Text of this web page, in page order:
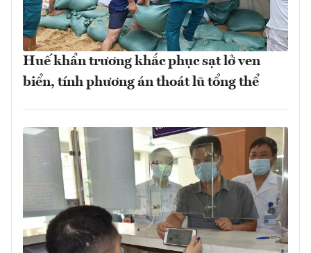
Huế khẩn trương khắc phục sạt lở ven
biển, tính phương án thoát lũ tổng thể